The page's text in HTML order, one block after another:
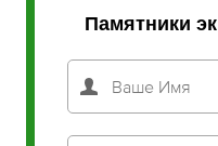
Памятники